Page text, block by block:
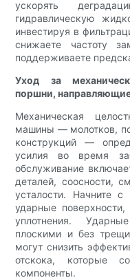
ускорять
гидравлическую
инвестируя в
снижаете частоту
поддерживаете
Уход за
поршни,
Механическая
машины — молотков,
конструкций —
усилия во время
обслуживание
деталей, соосности,
усталости. Начните
ударные
уплотнения.
плоскими и без
могут снизить
отскока, которые
компоненты.